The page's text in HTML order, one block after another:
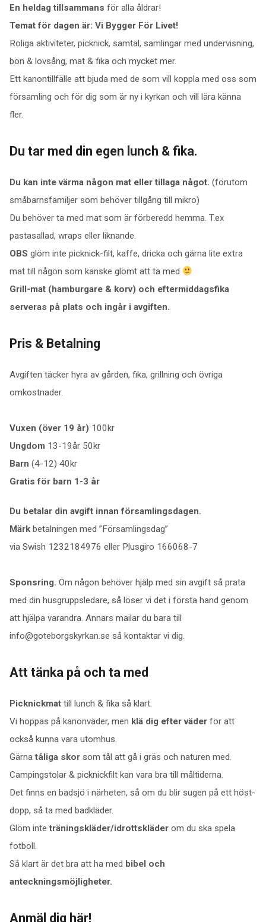
En heldag tillsammans för alla åldrar!
Temat för dagen är: Vi Bygger För Livet!
Roliga aktiviteter, picknick, samtal, samlingar med undervisning,
bön & lovsång, mat & fika och mycket mer.
Ett kanontillfälle att bjuda med de som vill koppla med oss som
församling och för dig som är ny i kyrkan och vill lära känna
fler.
Du tar med din egen lunch & fika.
Du kan inte värma någon mat eller tillaga något. (förutom
småbarnsfamiljer som behöver tillgång till mikro)
Du behöver ta med mat som är förberedd hemma. T.ex
pastasallad, wraps eller liknande.
OBS glöm inte picknick-filt, kaffe, dricka och gärna lite extra
mat till någon som kanske glömt att ta med
Grill-mat (hamburgare & korv) och eftermiddagsfika
serveras på plats och ingår i avgiften.
Pris & Betalning
Avgiften täcker hyra av gården, fika, grillning och övriga
omkostnader.
Vuxen (över 19 år) 100kr
Ungdom13-19år 50kr
Barn (4-12) 40kr
Gratis för barn 1-3 år
Du betalar din avgift innan församlingsdagen.
Märkbetalningen med ”Församlingsdag”
via Swish 1232184976 eller Plusgiro 166068-7
Sponsring. Om någon behöver hjälp med sin avgift så prata
med din husgruppsledare, så löser vi det i första hand genom
att hjälpa varandra. Annars mailar du bara till
info@goteborgskyrkan.se så kontaktar vi dig.
Att tänka på och ta med
Picknickmat till lunch & fika så klart.
Vi hoppas på kanonväder, men klä dig efter väderför att
också kunna vara utomhus.
Gärnatåliga skor som tål att gå i gräs och naturen med.
Campingstolar & picknickfilt kan vara bra till måltiderna.
Det finns en badsjö i närheten, så om du blir sugen på ett höst-
dopp, så ta med badkläder.
Glöm inteträningskläder/idrottskläderom du ska spela
fotboll.
Så klart är det bra att ha med bibel och
anteckningsmöjligheter.
Anmäl dig här!